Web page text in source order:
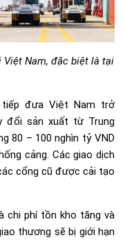
Việt Nam, đặc biệt là tại
tiếp đưa Việt Nam trở
đổi sản xuất từ ​​Trung
80 – 100 nghìn tỷ VND
cảng. Các giao dịch
cổng cũ được cải tạo
chi phí tồn kho tăng và
thương sẽ bị giới hạn